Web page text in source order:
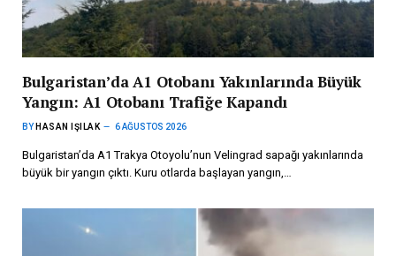
Bulgaristan’da A1 Otobanı Yakınlarında Büyük
Yangın: A1 Otobanı Trafiğe Kapandı
BY HASAN IŞILAK 6 AĞUSTOS 2026
Bulgaristan’da A1 Trakya Otoyolu’nun Velingrad sapağı yakınlarında
büyük bir yangın çıktı. Kuru otlarda başlayan yangın,…